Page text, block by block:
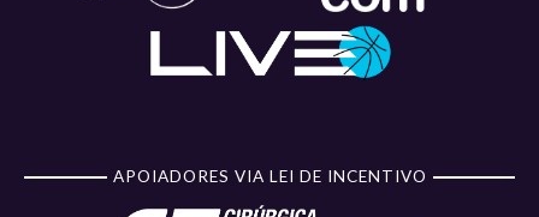
APOIADORES VIA LEI DE INCENTIVO